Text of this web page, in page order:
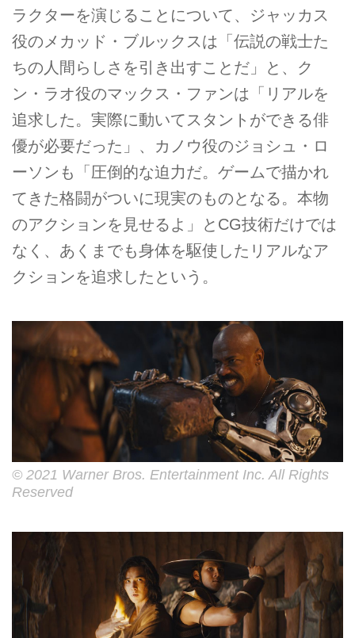
ラクターを演じることについて、ジャッカス
役のメカッド・ブルックスは「伝説の戦士た
ちの人間らしさを引き出すことだ」と、ク
ン・ラオ役のマックス・ファンは「リアルを
追求した。実際に動いてスタントができる俳
優が必要だった」、カノウ役のジョシュ・ロ
ーソンも「圧倒的な迫力だ。ゲームで描かれ
てきた格闘がついに現実のものとなる。本物
のアクションを見せるよ」とCG技術だけでは
なく、あくまでも身体を駆使したリアルなア
クションを追求したという。
© 2021 Warner Bros. Entertainment Inc. All Rights
Reserved